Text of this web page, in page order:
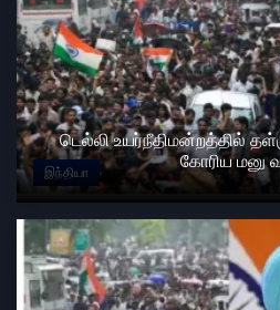
இந்தியா
டெல்லி உயர்நீதிமன்றத்தில்
கோரிய மனு